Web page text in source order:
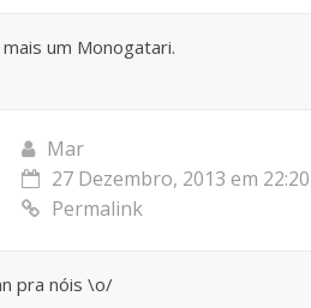
um Monogatari.
Mar
27 Dezembro, 2013 em 22:20
Permalink
pra nóis \o/